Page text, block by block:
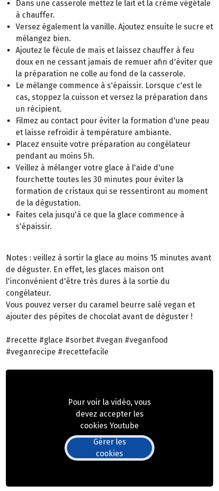
Dans une casserole mettez le lait et la crème végétale
à chauffer.
Versez également la vanille. Ajoutez ensuite le sucre et
mélangez bien.
Ajoutez le fécule de maïs et laissez chauffer à feu
doux en ne cessant jamais de remuer afin d'éviter que
la préparation ne colle au fond de la casserole.
Le mélange commence à s'épaissir. Lorsque c'est le
cas, stoppez la cuisson et versez la préparation dans
un récipient.
Filmez au contact pour éviter la formation d'une peau
et laisse refroidir à température ambiante.
Placez ensuite votre préparation au congélateur
pendant au moins 5h.
Veillez à mélanger votre glace à l'aide d'une
fourchette toutes les 30 minutes pour éviter la
formation de cristaux qui se ressentiront au moment
de la dégustation.
Faites cela jusqu'à ce que la glace commence à
s'épaissir.
Notes : veillez à sortir la glace au moins 15 minutes avant
de déguster. En effet, les glaces maison ont
l'inconvénient d'être très dures à la sortie du
congélateur.
Vous pouvez verser du caramel beurre salé vegan et
ajouter des pépites de chocolat avant de déguster !
#recette #glace #sorbet #vegan #veganfood
#veganrecipe #recettefacile
Pour voir la vidéo, vous
devez accepter les
cookies Youtube
Gérer les
cookies